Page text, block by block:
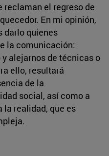
reclaman el regreso de
En mi opinión,
darlo quienes
la comunicación:
alejarnos de técnicas o
ello, resultará
de la
social, así como a
la realidad, que es